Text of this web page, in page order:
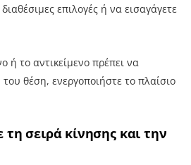
επιλογές ή να εισαγάγετε
ή το αντικείμενο πρέπει να
θέση, ενεργοποιήστε το πλαίσιο
σειρά κίνησης και την